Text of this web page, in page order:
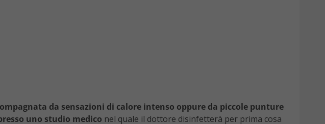
da sensazioni di calore intenso oppure da piccole punture
uno studio medico nel quale il dottore disinfetterà per prima cosa